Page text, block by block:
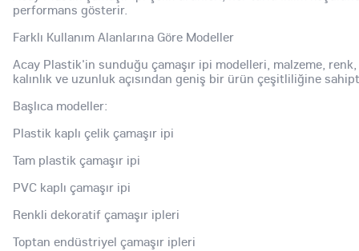
performans gösterir.
Farklı Kullanım Alanlarına Göre Modeller
Acay Plastik'in sunduğu çamaşır ipi modelleri, malzeme, renk,
kalınlık ve uzunluk açısından geniş bir ürün çeşitliliğine
Başlıca modeller:
Plastik kaplı çelik çamaşır ipi
Tam plastik çamaşır ipi
PVC kaplı çamaşır ipi
Renkli dekoratif çamaşır ipleri
Toptan endüstriyel çamaşır ipleri